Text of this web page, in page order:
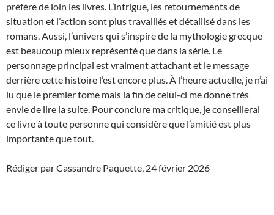
préfère de loin les livres. L’intrigue, les retournements de
situation et l’action sont plus travaillés et détaillsé dans les
romans. Aussi, l’univers qui s’inspire de la mythologie grecque
est beaucoup mieux représenté que dans la série. Le
personnage principal est vraiment attachant et le message
derrière cette histoire l’est encore plus. À l’heure actuelle, je n’ai
lu que le premier tome mais la fin de celui-ci me donne très
envie de lire la suite. Pour conclure ma critique, je conseillerai
ce livre à toute personne qui considère que l’amitié est plus
importante que tout.
Rédiger par Cassandre Paquette, 24 février 2026